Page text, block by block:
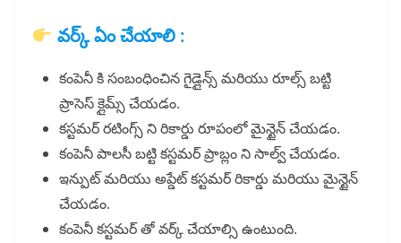
వర్క్ ఏం చేయాలి :
కంపెనీ కి సంబంధించిన గైడ్లైన్స్ మరియు రూల్స్ బట్టి
ప్రాసెస్ క్లైమ్స్ చేయడం.
కస్టమర్ రటింగ్స్ ని రికార్డు రూపంలో మైన్టైన్ చేయడం.
కంపెనీ పాలసీ బట్టి కస్టమర్ ప్రాబ్లం ని సాల్వ్ చేయడం.
ఇన్పుట్ మరియు అప్డేట్ కస్టమర్ రికార్డు మరియు మైన్టైన్
చేయడం.
కంపెనీ కస్టమర్ తో వర్క్ చేయాల్సి ఉంటుంది.